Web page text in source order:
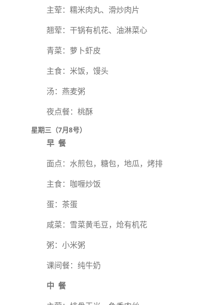
主荤：糯米肉丸、滑炒肉片
翘荤：干锅有机花、油淋菜心
青菜：萝卜虾皮
主食：米饭，馒头
汤：燕麦粥
夜点餐：桃酥
星期三（7月8号）
早 餐
面点：水煎包，糖包，地瓜，烤排
主食：咖喱炒饭
蛋：茶蛋
咸菜：雪菜黄毛豆，炝有机花
粥：小米粥
课间餐：纯牛奶
中 餐